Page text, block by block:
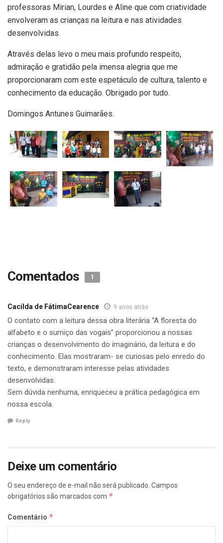
professoras Mirian, Lourdes e Aline que com criatividade
envolveram as crianças na leitura e nas atividades
desenvolvidas.
Através delas levo o meu mais profundo respeito,
admiração e gratidão pela imensa alegria que me
proporcionaram com este espetáculo de cultura, talento e
conhecimento da educação. Obrigado por tudo.
Domingos Antunes Guimarães.
Comentados 1
Cacilda de FátimaCearence 9 anos atrás
O contato com a leitura dessa obra literária “A floresta do
alfabeto e o sumiço das vogais” proporcionou a nossas
crianças o desenvolvimento do imaginário, da leitura e do
conhecimento. Elas mostraram- se curiosas pelo enredo do
texto, e demonstraram interesse pelas atividades
desenvolvidas.
Sem dúvida nenhuma, enriqueceu a prática pedagógica em
nossa escola.
Reply
Deixe um comentário
O seu endereço de e-mail não será publicado. Campos
obrigatórios são marcados com *
Comentário *